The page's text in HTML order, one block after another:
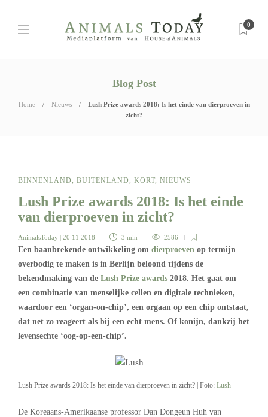
0
Blog Post
Home Nieuws
Lush Prize awards 2018: Is het einde van dierproeven in
zicht?
BINNENLAND, BUITENLAND, KORT, NIEUWS
Lush Prize awards 2018: Is het einde
van dierproeven in zicht?
AnimalsToday | 20 11 2018 3 min 2586
Een baanbrekende ontwikkeling om dierproeven op termijn
overbodig te maken is in Berlijn beloond tijdens de
bekendmaking van de Lush Prize awards 2018. Het gaat om
een combinatie van menselijke cellen en digitale technieken,
waardoor een ‘organ-on-chip’, een orgaan op een chip ontstaat,
dat net zo reageert als bij een echt mens. Of konijn, dankzij het
levensechte ‘oog-op-een-chip’.
Lush Prize awards 2018: Is het einde van dierproeven in zicht? | Foto: Lush
De Koreaans-Amerikaanse professor Dan Dongeun Huh van